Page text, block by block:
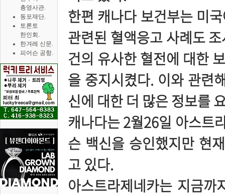
총영사관.
동포재단.
토론토
한인회.
한겨레 신문.
피어슨 공항.
한편 캐나다 보건부는 미
관련된 혈액응고 사례도
건의 유사한 혈전에 대한
을 중지시켰다. 이와 관련
신에 대한 더 많은 정보를
캐나다는 2월26일 아스트
슨 백신을 승인했지만 현
고 있다.
아스트라제네카는 지금